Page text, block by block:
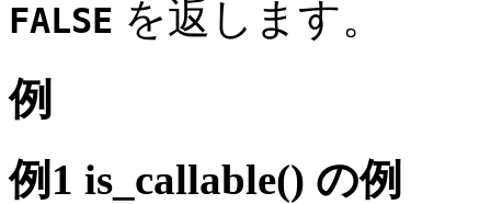
FALSE を返します。
例
例1 is_callable() の例